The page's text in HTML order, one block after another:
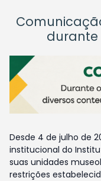
durante
Desde 4 de julho de
institucional do
suas unidades
restrições